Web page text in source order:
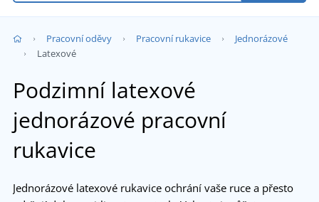
Pracovní oděvy Pracovní rukavice
Jednorázové
Latexové
Podzimní latexové
jednorázové pracovní
rukavice
Jednorázové latexové rukavice ochrání vaše ruce a přesto